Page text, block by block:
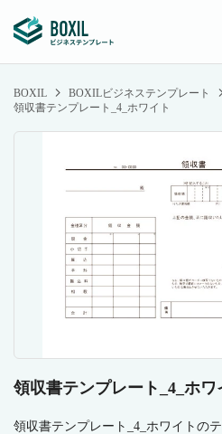
BOXIL BOXILビジネステンプレート
領収書テンプレート_4_ホワイト
領収書テンプレート_4_ホワ
領収書テンプレート_4_ホワイトの